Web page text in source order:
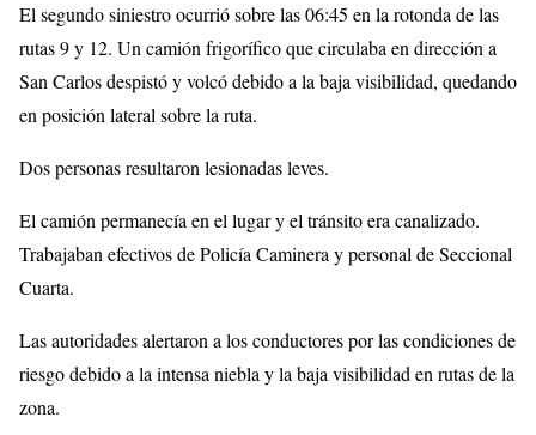
El segundo siniestro ocurrió sobre las 06:45 en la rotonda de las
rutas 9 y 12. Un camión frigorífico que circulaba en dirección a
San Carlos despistó y volcó debido a la baja visibilidad, quedando
en posición lateral sobre la ruta.
Dos personas resultaron lesionadas leves.
El camión permanecía en el lugar y el tránsito era canalizado.
Trabajaban efectivos de Policía Caminera y personal de Seccional
Cuarta.
Las autoridades alertaron a los conductores por las condiciones de
riesgo debido a la intensa niebla y la baja visibilidad en rutas de la
zona.